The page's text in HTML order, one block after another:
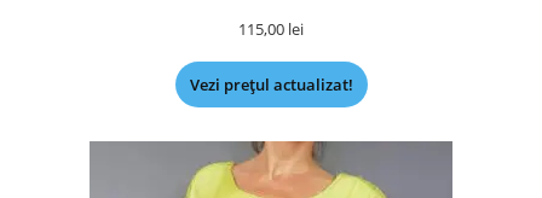
115,00 lei
Vezi prețul actualizat!